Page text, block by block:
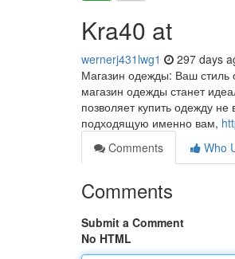
Kra40 at
wernerj431lwg1 297 days
Магазин одежды: Ваш стиль
магазин одежды станет
позволяет купить одежду
подходящую именно вам,
Comments
Who
Comments
Submit a Comment
No HTML